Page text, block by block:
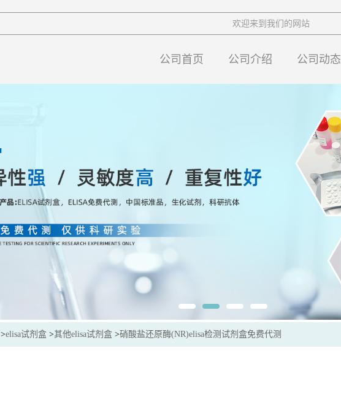
欢迎来到我们的网站
公司首页 公司介绍 公司动态
>elisa试剂盒 >其他elisa试剂盒 >硝酸盐还原酶(NR)elisa检测试剂盒免费代测